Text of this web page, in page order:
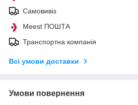
Самовивіз
Meest ПОШТА
Транспортна компанія
Всі умови доставки
Умови повернення